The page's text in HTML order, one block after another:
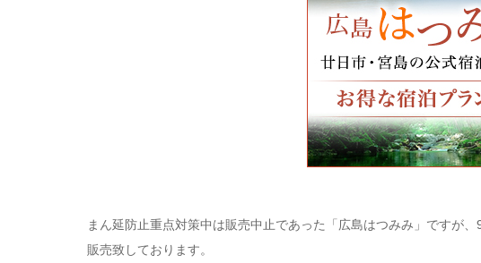
まん延防止重点対策中は販売中止であった「広島はつみみ」ですが
販売致しております。